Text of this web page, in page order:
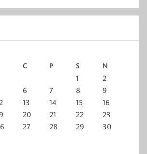
C P S N
1
2
6 7 8
9
13 14 15
16
20 21 22
23
27 28 29
30